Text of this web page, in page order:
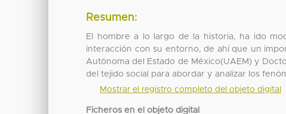
Resumen:
El hombre a lo largo de la historia, ha ido
interacción con su entorno, de ahí que un
Autónoma del Estado de México(UAEM) y
del tejido social para abordar y analizar los
Mostrar el registro completo del objeto digital
Ficheros en el objeto digital